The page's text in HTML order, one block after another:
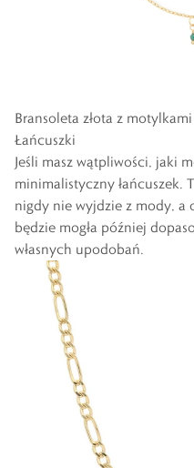
Bransoleta złota z motylkami
Łańcuszki
Jeśli masz wątpliwości, jaki
minimalistyczny łańcuszek.
nigdy nie wyjdzie z mody, a
będzie mogła później
własnych upodobań.